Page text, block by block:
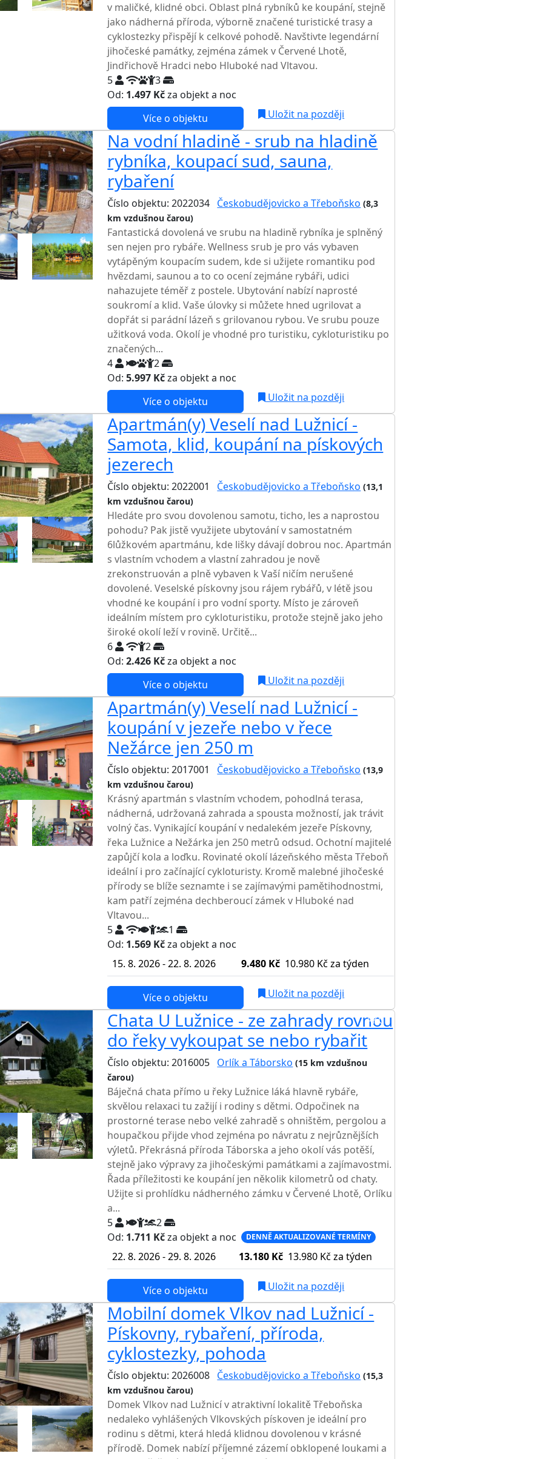
v maličké, klidné obci. Oblast plná rybníků ke koupání, stejně
jako nádherná příroda, výborně značené turistické trasy a
cyklostezky přispějí k celkové pohodě. Navštivte legendární
jihočeské památky, zejména zámek v Červené Lhotě,
Jindřichově Hradci nebo Hluboké nad Vltavou.
5
3
Od: 1.497 Kčza objekt a noc
Více o objektu Uložit na později
Na vodní hladině - srub na hladině
rybníka, koupací sud, sauna,
rybaření
Číslo objektu: 2022034 Českobudějovicko a Třeboňsko (8,3
km vzdušnou čarou)
Fantastická dovolená ve srubu na hladině rybníka je splněný
sen nejen pro rybáře. Wellness srub je pro vás vybaven
vytápěným koupacím sudem, kde si užijete romantiku pod
hvězdami, saunou a to co ocení zejmáne rybáři, udici
nahazujete téměř z postele. Ubytování nabízí naprosté
soukromí a klid. Vaše úlovky si můžete hned ugrilovat a
dopřát si parádní lázeň s grilovanou rybou. Ve srubu pouze
užitková voda. Okolí je vhodné pro turistiku, cykloturistiku po
značených...
4
2
Od:5.997 Kčza objekt a noc
Více o objektu
Uložit na později
Apartmán(y) Veselí nad Lužnicí -
Samota, klid, koupání na pískových
jezerech
Číslo objektu: 2022001 Českobudějovicko a Třeboňsko (13,1
km vzdušnou čarou)
Hledáte pro svou dovolenou samotu, ticho, les a naprostou
pohodu? Pak jistě využijete ubytování v samostatném
6lůžkovém apartmánu, kde lišky dávají dobrou noc. Apartmán
s vlastním vchodem a vlastní zahradou je nově
zrekonstruován a plně vybaven k Vaší ničím nerušené
dovolené. Veselské pískovny jsou rájem rybářů, v létě jsou
vhodné ke koupání i pro vodní sporty. Místo je zároveň
ideálním místem pro cykloturistiku, protože stejně jako jeho
široké okolí leží v rovině. Určitě...
6
2
Od:2.426 Kčza objekt a noc
Více o objektu
Uložit na později
Apartmán(y) Veselí nad Lužnicí -
koupání v jezeře nebo v řece
Nežárce jen 250 m
Číslo objektu: 2017001 Českobudějovicko a Třeboňsko (13,9
km vzdušnou čarou)
Krásný apartmán s vlastním vchodem, pohodlná terasa,
nádherná, udržovaná zahrada a spousta možností, jak trávit
volný čas. Vynikající koupání v nedalekém jezeře Pískovny,
řeka Lužnice a Nežárka jen 250 metrů odsud. Ochotní majitelé
zapůjčí kola a loďku. Rovinaté okolí lázeňského města Třeboň
ideální i pro začínající cykloturisty. Kromě malebné jihočeské
přírody se blíže seznamte i se zajímavými pamětihodnostmi,
kam patří zejména dechberoucí zámek v Hluboké nad
Vltavou...
5
1
Od: 1.569 Kčza objekt a noc
15. 8. 2026 - 22. 8. 2026
9.480 Kč 10.980 Kč za týden
Více o objektu
Uložit na později
AKCE
Chata U Lužnice - ze zahrady rovnou
do řeky vykoupat se nebo rybařit
Číslo objektu: 2016005 Orlík a Táborsko (15 km vzdušnou
čarou)
Báječná chata přímo u řeky Lužnice láká hlavně rybáře,
skvělou relaxaci tu zažijí i rodiny s dětmi. Odpočinek na
prostorné terase nebo velké zahradě s ohništěm, pergolou a
houpačkou přijde vhod zejména po návratu z nejrůznějších
výletů. Překrásná příroda Táborska a jeho okolí vás potěší,
stejně jako výpravy za jihočeskými památkami a zajímavostmi.
Řada příležitosti ke koupání jen několik kilometrů od chaty.
Užijte si prohlídku nádherného zámku v Červené Lhotě, Orlíku
a...
5
2
Od: 1.711 Kčza objekt a noc DENNĚ AKTUALIZOVANÉ TERMÍNY
22. 8. 2026 - 29. 8. 2026 13.180 Kč 13.980 Kč za týden
Více o objektu Uložit na později
Mobilní domek Vlkov nad Lužnicí -
Pískovny, rybaření, příroda,
cyklostezky, pohoda
Číslo objektu: 2026008 Českobudějovicko a Třeboňsko (15,3
km vzdušnou čarou)
Domek Vlkov nad Lužnicí v atraktivní lokalitě Třeboňska
nedaleko vyhlášených Vlkovských pískoven je ideální pro
rodinu s dětmi, která hledá klidnou dovolenou v krásné
přírodě. Domek nabízí příjemné zázemí obklopené loukami a